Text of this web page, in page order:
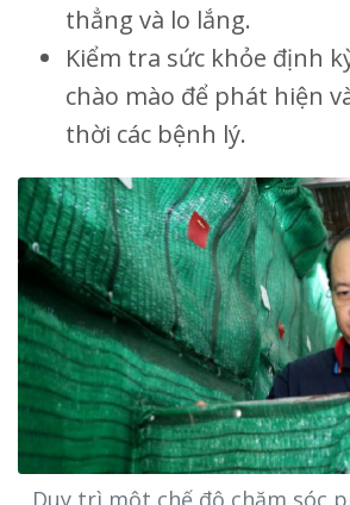
thẳng và lo lắng.
Kiểm tra sức khỏe định
chào mào để phát hiện
thời các bệnh lý.
Duy trì một chế độ chăm sóc